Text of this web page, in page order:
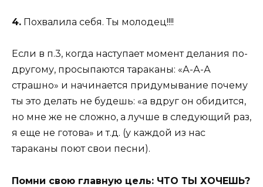
4. Похвалила себя. Ты молодец!!!!
Если в п.3, когда наступает момент делания по-
другому, просыпаются тараканы: «А-А-А
страшно» и начинается придумывание почему
ты это делать не будешь: «а вдруг он обидится,
но мне же не сложно, а лучше в следующий раз,
я еще не готова» и т.д. (у каждой из нас
тараканы поют свои песни).
Помни свою главную цель: ЧТО ТЫ ХОЧЕШЬ?